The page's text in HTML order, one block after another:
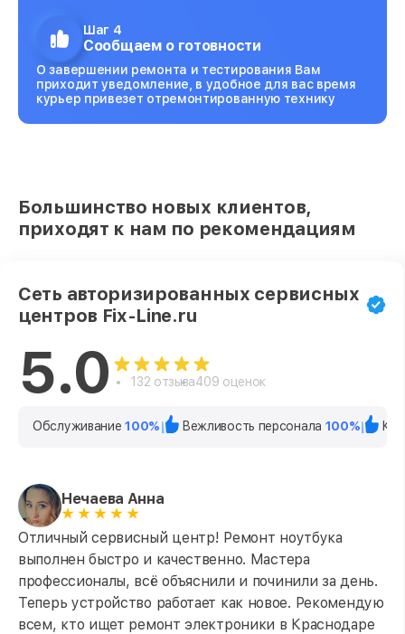
Шаг 4
Сообщаем о готовности
О завершении ремонта и тестирования Вам
приходит уведомление, в удобное для вас время
курьер привезет отремонтированную технику
Большинство новых клиентов,
приходят к нам по рекомендациям
Сеть авторизированных сервисных
центров Fix-Line.ru
5.0 132 отзыва409 оценок
Обслуживание100% Вежливость персонала 100%
Нечаева Анна
Отличный сервисный центр! Ремонт ноутбука
выполнен быстро и качественно. Мастера
профессионалы, всё объяснили и починили за день.
Теперь устройство работает как новое. Рекомендую
всем, кто ищет ремонт электроники в Краснодаре